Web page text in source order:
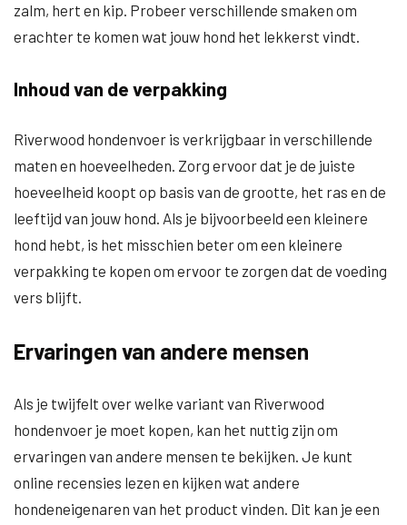
zalm, hert en kip. Probeer verschillende smaken om
erachter te komen wat jouw hond het lekkerst vindt.
Inhoud van de verpakking
Riverwood hondenvoer is verkrijgbaar in verschillende
maten en hoeveelheden. Zorg ervoor dat je de juiste
hoeveelheid koopt op basis van de grootte, het ras en de
leeftijd van jouw hond. Als je bijvoorbeeld een kleinere
hond hebt, is het misschien beter om een kleinere
verpakking te kopen om ervoor te zorgen dat de voeding
vers blijft.
Ervaringen van andere mensen
Als je twijfelt over welke variant van Riverwood
hondenvoer je moet kopen, kan het nuttig zijn om
ervaringen van andere mensen te bekijken. Je kunt
online recensies lezen en kijken wat andere
hondeneigenaren van het product vinden. Dit kan je een